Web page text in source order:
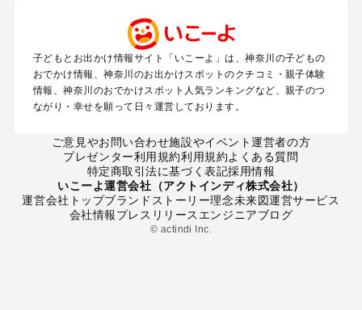
小田原・熱海・湯河原・真鶴のプールお出かけ
町田・相模原・愛川・上野原のプールお出かけ
新横浜・港北エリア・日吉・青葉台・鶴見のプールお出かけ
川崎のプールお出かけ
海老名・厚木のプールお出かけ
箱根（湯本・強羅・小涌谷・仙石原・芦ノ湖）のプールお出か
秦野・南足柄・丹沢のプールお出かけ
戸塚・港南・旭・瀬谷・泉（横浜）のプールお出かけ
子どもとお出かけ情報サイト「いこーよ」は、神奈川の子どもの
おでかけ情報、神奈川のお出かけスポットのクチコミ・親子体験
情報、神奈川のおでかけスポット人気ランキングなど、親子のつ
ながり・幸せを願って日々運営しております。
ご意見やお問い合わせ施設やイベント運営者の方
プレゼンター利用規約利用規約よくある質問
特定商取引法に基づく表記採用情報
いこーよ運営会社（アクトインディ株式会社）
運営会社トップブランドストーリー理念未来図運営サービス
会社情報プレスリリース エンジニアブログ
© actindi Inc.